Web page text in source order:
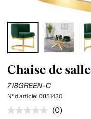
Chaise de
718GREEN-C
N° d'article: 0851430
Aucune
(0)